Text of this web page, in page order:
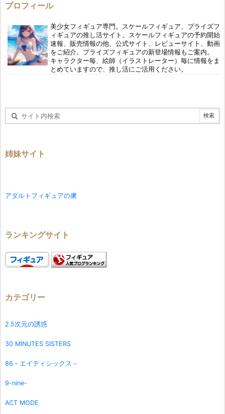
プロフィール
美少女フィギュア専門。スケールフィギュア、プライズフ
ィギュアの推し活サイト。スケールフィギュアの予約開始
速報、販売情報の他、公式サイト、レビューサイト、動画
をご紹介。プライズフィギュアの新登場情報もご案内。
キャラクター毎、絵師（イラストレーター）毎に情報をま
とめていますので、推し活にご活用ください。
姉妹サイト
アダルトフィギュアの虜
ランキングサイト
カテゴリー
2.5次元の誘惑
30 MINUTES SISTERS
86－エイティシックス－
9-nine-
ACT MODE